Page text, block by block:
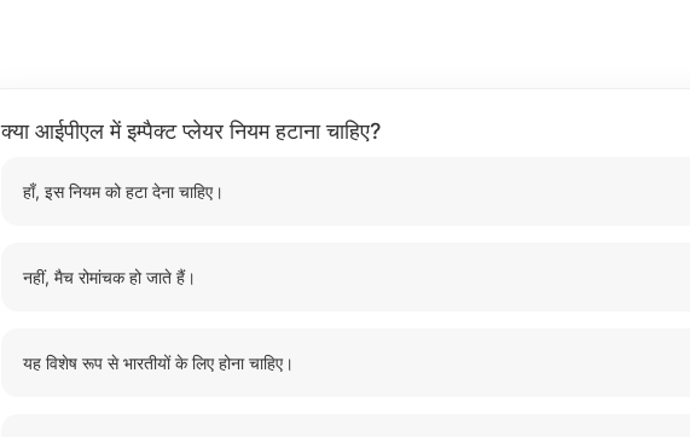
क्या आईपीएल में इम्पैक्ट प्लेयर नियम हटाना चाहिए?
हाँ, इस नियम को हटा देना चाहिए।
नहीं, मैच रोमांचक हो जाते हैं।
यह विशेष रूप से भारतीयों के लिए होना चाहिए।